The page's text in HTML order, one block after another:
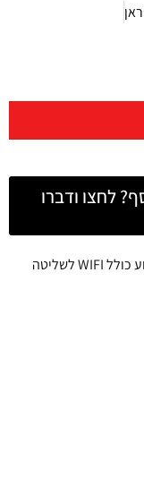
לחצו ודברו
WIFIלשליטה